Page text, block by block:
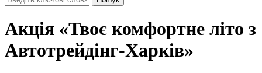
Акція «Твоє комфортне літо з
Автотрейдінг-Харків»